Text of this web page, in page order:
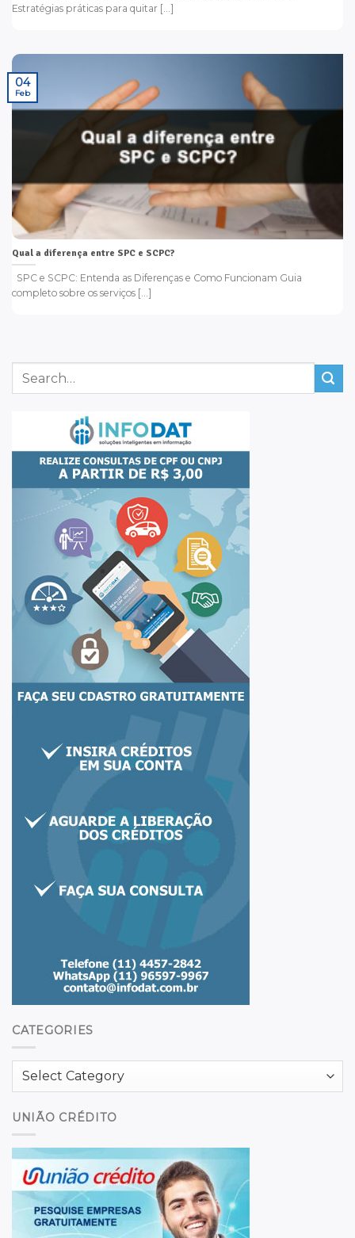
CATEGORIES
UNIÃO CRÉDITO
Estratégias práticas para quitar [...]
Qual a diferença entre SPC e SCPC?
SPC e SCPC: Entenda as Diferenças e Como Funcionam Guia
completo sobre os serviços [...]
04
Feb